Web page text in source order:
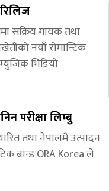
सक्रिय गायक तथा
नयाँ रोमान्टिक
भिडियो
परीक्षा लिम्बु
तथा नेपालमै उत्पादन
ब्रान्ड ORA Korea ले